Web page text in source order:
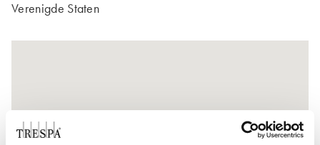
Verenigde Staten